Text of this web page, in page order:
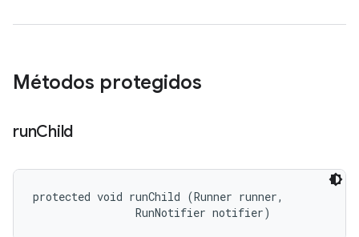
Métodos protegidos
runChild
protected void runChild (Runner runner,
                RunNotifier notifier)